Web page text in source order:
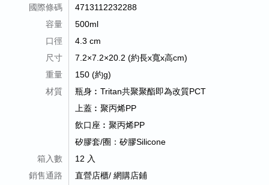
國際條碼
4713112232288
容量
500ml
口徑
4.3 cm
尺寸
7.2×7.2×20.2 (約長x寬x高cm)
重量
150 (約g)
材質
瓶身︰Tritan共聚聚酯即為改質PCT
上蓋︰聚丙烯PP
飲口座︰聚丙烯PP
矽膠套/圈：矽膠Silicone
箱入數
12 入
銷售通路
直營店櫃/ 網購店鋪